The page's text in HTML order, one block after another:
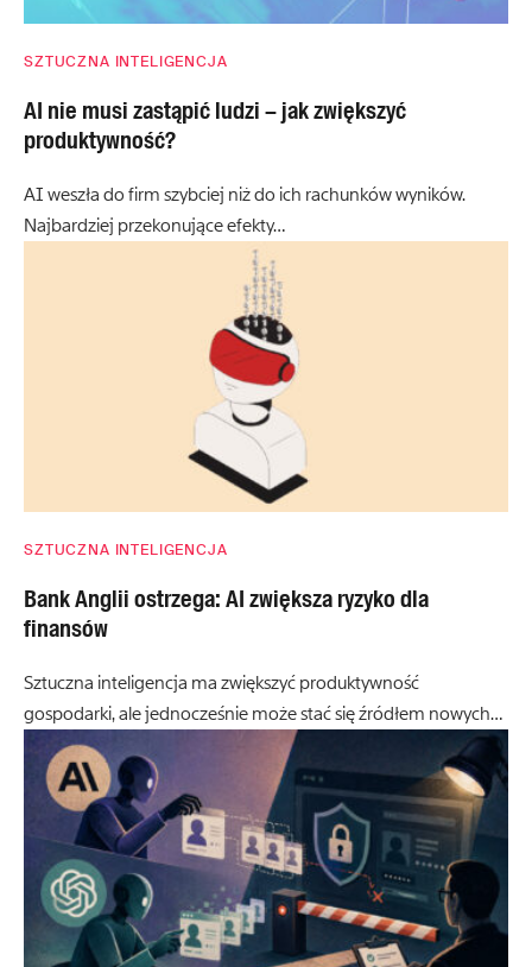
SZTUCZNA INTELIGENCJA
AI nie musi zastąpić ludzi – jak zwiększyć
produktywność?
AI weszła do firm szybciej niż do ich rachunków wyników.
Najbardziej przekonujące efekty…
SZTUCZNA INTELIGENCJA
Bank Anglii ostrzega: AI zwiększa ryzyko dla
finansów
Sztuczna inteligencja ma zwiększyć produktywność
gospodarki, ale jednocześnie może stać się źródłem nowych…